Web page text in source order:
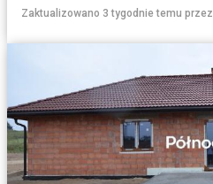
Zaktualizowano 3 tygodnie temu przez